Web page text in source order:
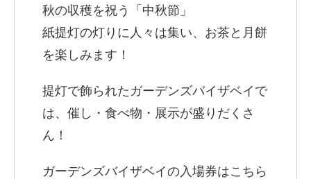
秋の収穫を祝う「中秋節」
紙提灯の灯りに人々は集い、お茶と月餅
を楽しみます！
提灯で飾られたガーデンズバイザベイで
は、催し・食べ物・展示が盛りだくさ
ん！
ガーデンズバイザベイの入場券はこちら